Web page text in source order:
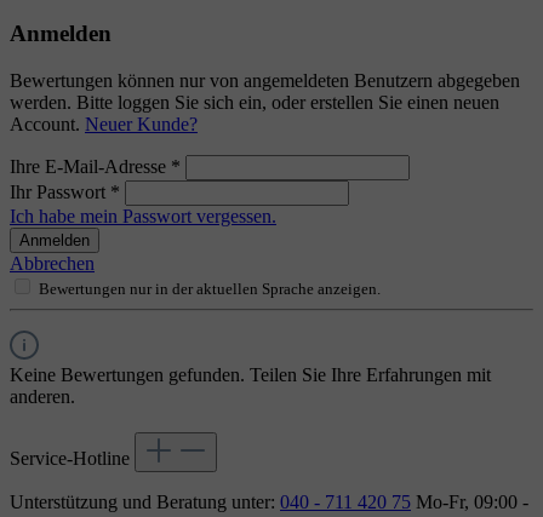
Anmelden
Bewertungen können nur von angemeldeten Benutzern abgegeben
werden. Bitte loggen Sie sich ein, oder erstellen Sie einen neuen
Account. Neuer Kunde?
Ihre E-Mail-Adresse *
Ihr Passwort *
Ich habe mein Passwort vergessen.
Anmelden
Abbrechen
Bewertungen nur in der aktuellen Sprache anzeigen.
Keine Bewertungen gefunden. Teilen Sie Ihre Erfahrungen mit
anderen.
Service-Hotline
Unterstützung und Beratung unter: 040 - 711 420 75 Mo-Fr, 09:00 -